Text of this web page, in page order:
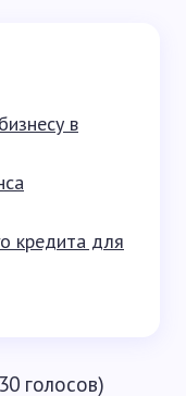
в
кредита для
голосов)